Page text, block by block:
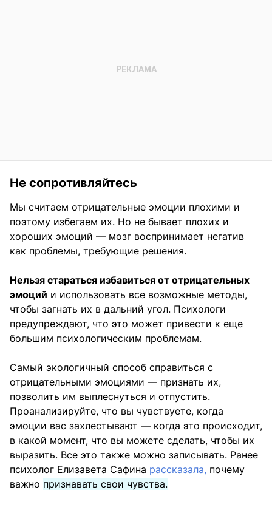
Не сопротивляйтесь
Мы считаем отрицательные эмоции плохими и
поэтому избегаем их. Но не бывает плохих и
хороших эмоций — мозг воспринимает негатив
как проблемы, требующие решения.
Нельзя стараться избавиться от отрицательных
эмоций и использовать все возможные методы,
чтобы загнать их в дальний угол. Психологи
предупреждают, что это может привести к еще
большим психологическим проблемам.
Самый экологичный способ справиться с
отрицательными эмоциями — признать их,
позволить им выплеснуться и отпустить.
Проанализируйте, что вы чувствуете, когда
эмоции вас захлестывают — когда это происходит,
в какой момент, что вы можете сделать, чтобы их
выразить. Все это также можно записывать. Ранее
психолог Елизавета Сафина рассказала, почему
важно признавать свои чувства.